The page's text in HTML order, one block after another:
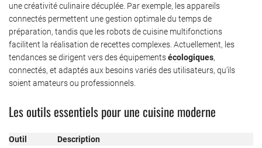
une créativité culinaire décuplée. Par exemple, les appareils
connectés permettent une gestion optimale du temps de
préparation, tandis que les robots de cuisine multifonctions
facilitent la réalisation de recettes complexes. Actuellement, les
tendances se dirigent vers des équipementsécologiques,
connectés, et adaptés aux besoins variés des utilisateurs, qu’ils
soient amateurs ou professionnels.
Les outils essentiels pour une cuisine moderne
Outil Description